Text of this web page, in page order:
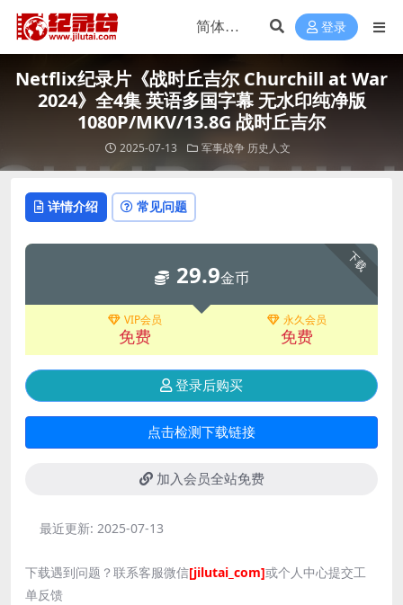
登录
Netflix纪录片《战时丘吉尔 Churchill at War
2024》全4集 英语多国字幕 无水印纯净版
1080P/MKV/13.8G 战时丘吉尔
2025-07-13 军事战争 历史人文
详情介绍 常见问题
下载
29.9金币
VIP会员
免费
永久会员
免费
登录后购买
点击检测下载链接
加入会员全站免费
最近更新: 2025-07-13
下载遇到问题？联系客服微信[jilutai_com]或个人中心提交工
单反馈